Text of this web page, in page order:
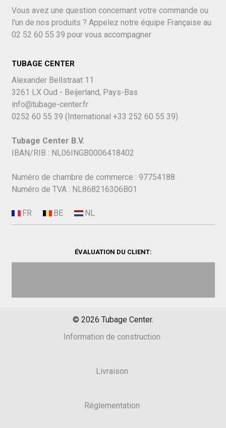
Vous avez une question concernant votre commande ou
l'un de nos produits ? Appelez notre équipe Française au
02 52 60 55 39 pour vous accompagner
TUBAGE CENTER
Alexander Bellstraat 11
3261 LX Oud - Beijerland, Pays-Bas
info@tubage-center.fr
0252 60 55 39 (International +33 252 60 55 39)
Tubage Center B.V.
IBAN/RIB : NL06INGB0006418402
Numéro de chambre de commerce : 97754188
Numéro de TVA : NL868216306B01
ÉVALUATION DU CLIENT:
© 2026 Tubage Center.
Information de construction
Livraison
Réglementation